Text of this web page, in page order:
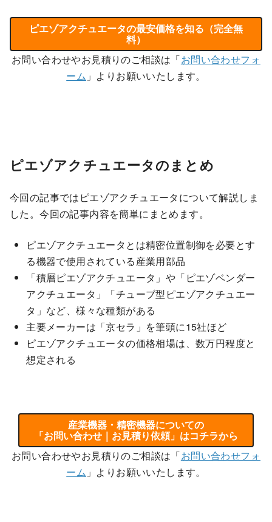
ピエゾアクチュエータの最安価格を知る（完全無
料）
お問い合わせやお見積りのご相談は「お問い合わせフォ
ーム 」よりお願いいたします。
ピエゾアクチュエータのまとめ
今回の記事ではピエゾアクチュエータについて解説しま
した。今回の記事内容を簡単にまとめます。
ピエゾアクチュエータとは精密位置制御を必要とす
る機器で使用されている産業用部品
「積層ピエゾアクチュエータ」や「ピエゾベンダー
アクチュエータ」「チューブ型ピエゾアクチュエー
タ」など、様々な種類がある
主要メーカーは「京セラ」を筆頭に15社ほど
ピエゾアクチュエータの価格相場は、数万円程度と
想定される
産業機器・精密機器についての
「お問い合わせ｜お見積り依頼」はコチラから
お問い合わせやお見積りのご相談は「お問い合わせフォ
ーム 」よりお願いいたします。